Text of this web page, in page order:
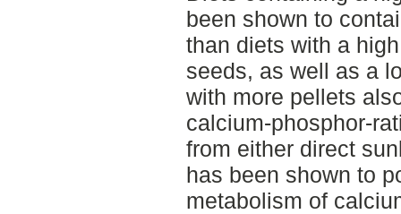
been shown to
than diets with a
seeds, as well as a
with more pellets
calcium-phosphor-
from either direct
has been shown to
metabolism of